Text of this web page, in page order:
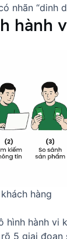
nhãn “dinh
hành
hàng
hình hành vi
5 giai đoạn